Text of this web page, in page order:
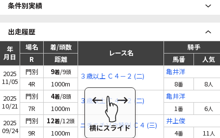
条件別実績
出走履歴
年
月日
場名 着/頭数
レース名
騎手
R
距離 馬番
人気
2025
11/05
門別 9着/9頭 ３歳以上 Ｃ４－２ (二)
亀井洋
4R
1000m 8番 8人
2025
10/21
門別 4着/8頭 ３歳以上 Ｃ４－２ (二)
亀井洋
7R
1000m 1番 6人
2025
09/24
門別 12着/12頭 ニチニチソウ特別 Ｃ４ (三)
井上俊
9R
1000m 4番 11人